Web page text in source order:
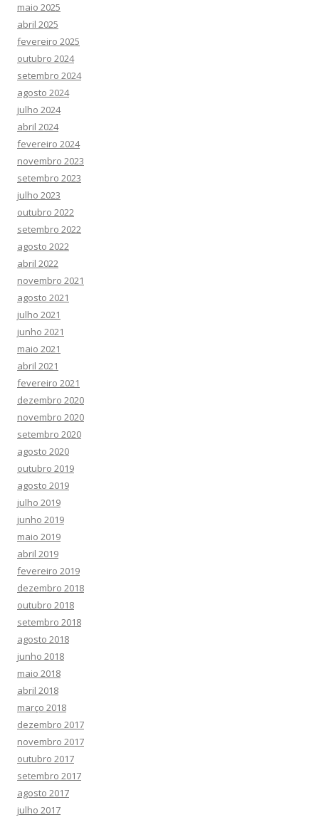
maio 2025
abril 2025
fevereiro 2025
outubro 2024
setembro 2024
agosto 2024
julho 2024
abril 2024
fevereiro 2024
novembro 2023
setembro 2023
julho 2023
outubro 2022
setembro 2022
agosto 2022
abril 2022
novembro 2021
agosto 2021
julho 2021
junho 2021
maio 2021
abril 2021
fevereiro 2021
dezembro 2020
novembro 2020
setembro 2020
agosto 2020
outubro 2019
agosto 2019
julho 2019
junho 2019
maio 2019
abril 2019
fevereiro 2019
dezembro 2018
outubro 2018
setembro 2018
agosto 2018
junho 2018
maio 2018
abril 2018
março 2018
dezembro 2017
novembro 2017
outubro 2017
setembro 2017
agosto 2017
julho 2017